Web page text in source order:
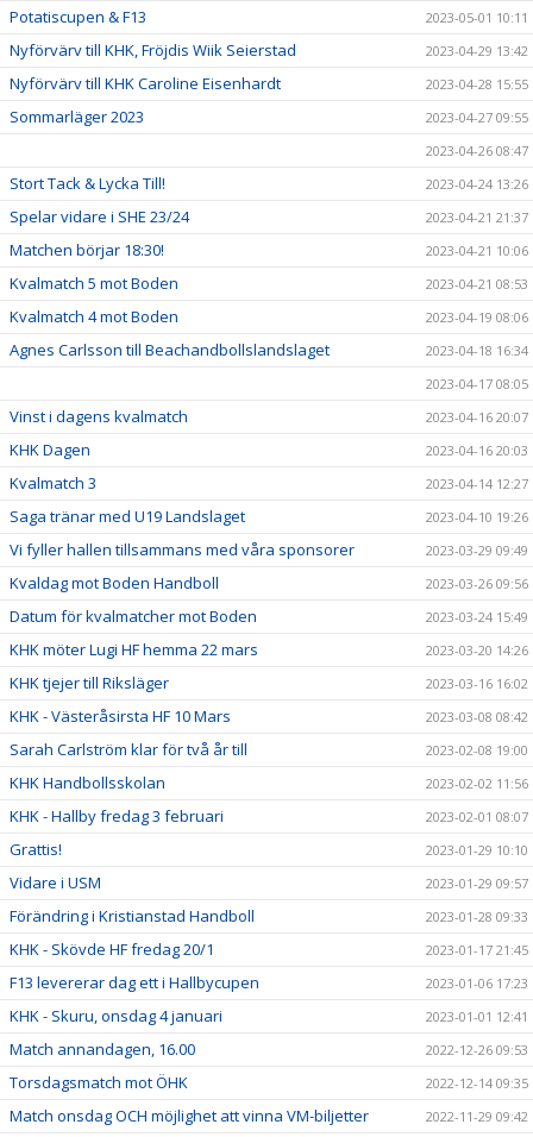
Potatiscupen & F13 2023-05-01 10:11
Nyförvärv till KHK, Fröjdis Wiik Seierstad 2023-04-29 13:42
Nyförvärv till KHK Caroline Eisenhardt 2023-04-28 15:55
Sommarläger 2023
2023-04-27 09:55
2023-04-26 08:47
Stort Tack & Lycka Till! 2023-04-24 13:26
Spelar vidare i SHE 23/24 2023-04-21 21:37
Matchen börjar 18:30! 2023-04-21 10:06
Kvalmatch 5 mot Boden 2023-04-21 08:53
Kvalmatch 4 mot Boden 2023-04-19 08:06
Agnes Carlsson till Beachandbollslandslaget
2023-04-18 16:34
2023-04-17 08:05
Vinst i dagens kvalmatch 2023-04-16 20:07
KHK Dagen 2023-04-16 20:03
Kvalmatch 3 2023-04-14 12:27
Saga tränar med U19 Landslaget 2023-04-10 19:26
Vi fyller hallen tillsammans med våra sponsorer 2023-03-29 09:49
Kvaldag mot Boden Handboll 2023-03-26 09:56
Datum för kvalmatcher mot Boden 2023-03-24 15:49
KHK möter Lugi HF hemma 22 mars 2023-03-20 14:26
KHK tjejer till Riksläger 2023-03-16 16:02
KHK - Västeråsirsta HF 10 Mars 2023-03-08 08:42
Sarah Carlström klar för två år till 2023-02-08 19:00
KHK Handbollsskolan 2023-02-02 11:56
KHK - Hallby fredag 3 februari 2023-02-01 08:07
Grattis! 2023-01-29 10:10
Vidare i USM 2023-01-29 09:57
Förändring i Kristianstad Handboll 2023-01-28 09:33
KHK - Skövde HF fredag 20/1 2023-01-17 21:45
F13 levererar dag ett i Hallbycupen 2023-01-06 17:23
KHK - Skuru, onsdag 4 januari 2023-01-01 12:41
Match annandagen, 16.00 2022-12-26 09:53
Torsdagsmatch mot ÖHK 2022-12-14 09:35
Match onsdag OCH möjlighet att vinna VM-biljetter 2022-11-29 09:42